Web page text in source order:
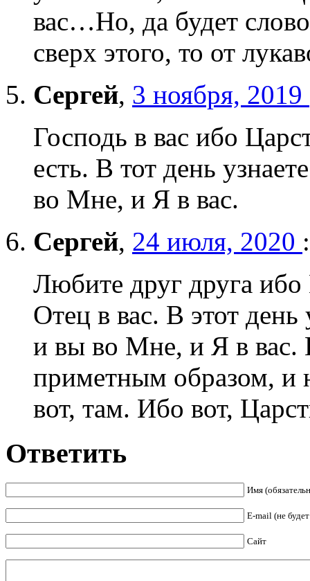
вас…Но, да будет
сверх этого, то от
Сергей, 3 ноября, 2019
Господь в вас ибо
есть. В тот день
во Мне, и Я в вас.
Сергей, 24 июля, 2020 :
Любите друг друга ибо
Отец в вас. В этот
и вы во Мне, и Я в вас.
приметным образом, и
вот, там. Ибо вот,
Ответить
Имя
E-mail (не
Сайт